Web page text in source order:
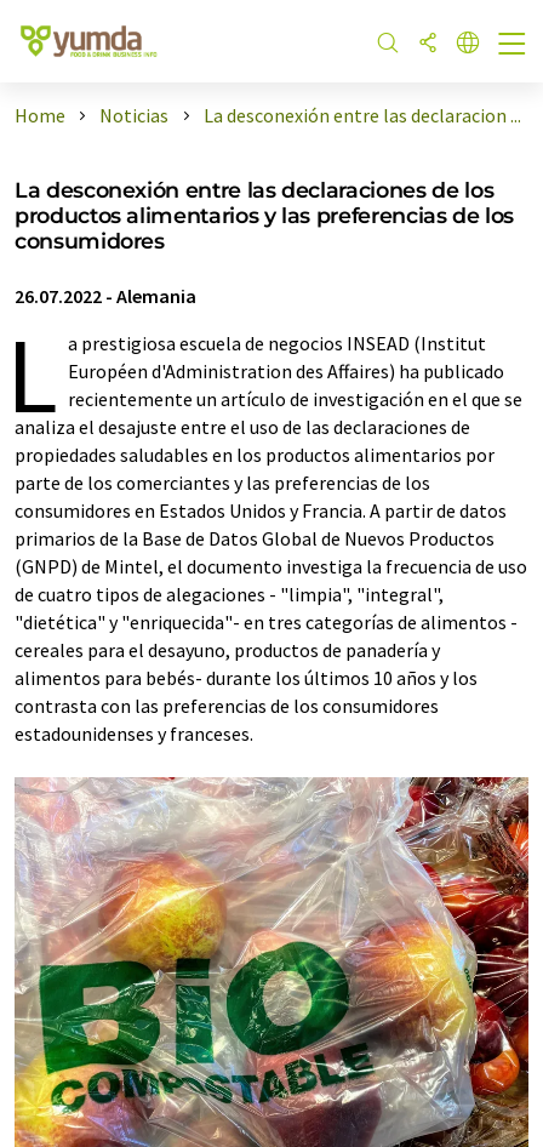
Home Noticias La desconexión entre las declaracion ...
La desconexión entre las declaraciones de los
productos alimentarios y las preferencias de los
consumidores
26.07.2022 - Alemania
L a prestigiosa escuela de negocios INSEAD (Institut
Européen d'Administration des Affaires) ha publicado
recientemente un artículo de investigación en el que se
analiza el desajuste entre el uso de las declaraciones de
propiedades saludables en los productos alimentarios por
parte de los comerciantes y las preferencias de los
consumidores en Estados Unidos y Francia. A partir de datos
primarios de la Base de Datos Global de Nuevos Productos
(GNPD) de Mintel, el documento investiga la frecuencia de uso
de cuatro tipos de alegaciones - "limpia", "integral",
"dietética" y "enriquecida"- en tres categorías de alimentos -
cereales para el desayuno, productos de panadería y
alimentos para bebés- durante los últimos 10 años y los
contrasta con las preferencias de los consumidores
estadounidenses y franceses.